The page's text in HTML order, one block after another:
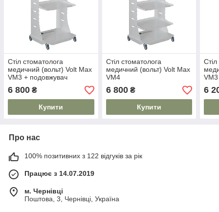
Стіл стоматолога
медичний (вольт) Volt Max
VM3 + подовжувач
6 800 ₴
Купити
Стіл стоматолога
медичний (вольт) Volt Max
VM4
6 800₴
Купити
VM3
6
Про нас
100% позитивних з 122 відгуків за рік
Працює з 14.07.2019
м. Чернівці
Поштова, 3, Чернівці, Україна